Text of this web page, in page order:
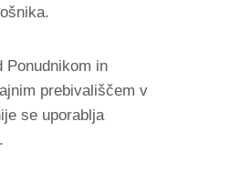
Ponudnikom in
prebivališčem v
se uporablja